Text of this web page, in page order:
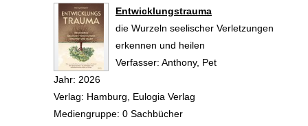
Entwicklungstrauma
die Wurzeln seelischer Verletzungen
erkennen und heilen
Verfasser: Anthony, Pet
Jahr: 2026
Verlag: Hamburg, Eulogia Verlag
Mediengruppe: 0 Sachbücher